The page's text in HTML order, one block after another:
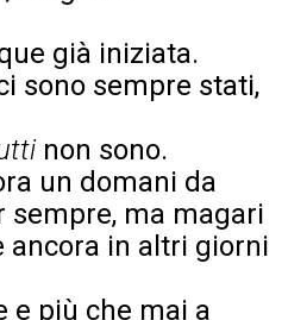
già iniziata.
sono sempre stati,
non sono.
un domani da
sempre, ma magari
ancora in altri giorni
e più che mai a